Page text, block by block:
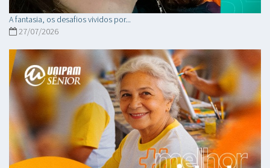
A fantasia, os desafios vividos por...
27/07/2026